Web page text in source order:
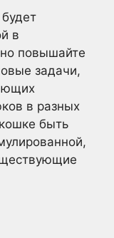
в
повышайте
задачи,
в разных
быть